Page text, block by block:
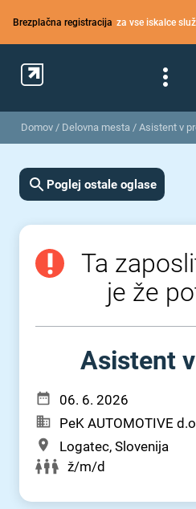
Brezplačna registracija za vse iskalce
Domov / Delovna mesta / Asistent v
Poglej ostale oglase
Ta
je že
Asistent
06. 6. 2026
PeK AUTOMOTIVE
Logatec, Slovenija
ž/m/d